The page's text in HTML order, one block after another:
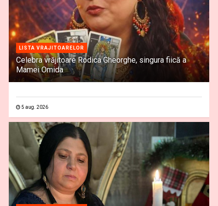
LISTA VRAJITOARELOR
Celebra vrăjitoare Rodica Gheorghe, singura fiică a
Mamei Omida
5 aug. 2026